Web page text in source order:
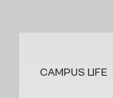
CAMPUS LIFE